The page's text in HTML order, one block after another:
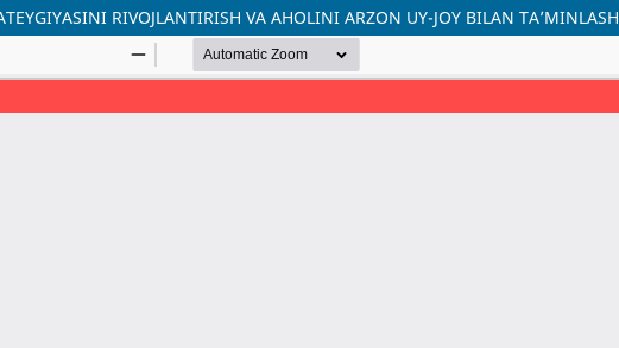
RIVOJLANTIRISH VA AHOLINI ARZON UY-JOY BILAN TA’MINLASH